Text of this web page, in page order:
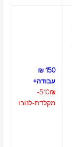
150 ₪
עבודה+
510₪-
מקלדת-לנובו